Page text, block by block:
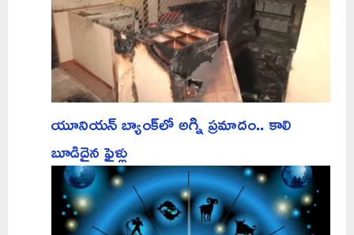
యూనియన్ బ్యాంక్‌లో అగ్ని ప్రమాదం.. కాలి
బూడిదైన ఫైళ్లు